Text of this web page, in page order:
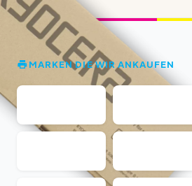
MARKEN DIE WIR ANKAUFEN